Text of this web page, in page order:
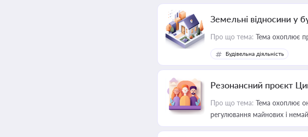
Земельні відносини у
Про що тема: Тема охоплює
Будівельна діяльність
Резонансний проєкт
Про що тема: Тема охоплює
регулювання майнових і